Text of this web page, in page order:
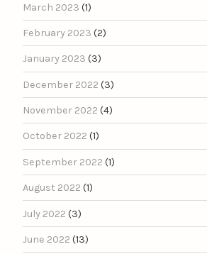
March 2023 (1)
February 2023 (2)
January 2023 (3)
December 2022 (3)
November 2022 (4)
October 2022 (1)
September 2022 (1)
August 2022 (1)
July 2022 (3)
June 2022 (13)